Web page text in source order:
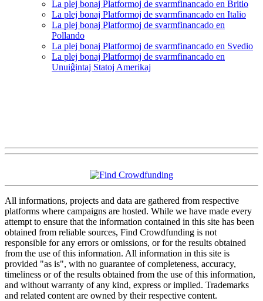
La plej bonaj Platformoj de svarmfinancado en Britio
La plej bonaj Platformoj de svarmfinancado en Italio
La plej bonaj Platformoj de svarmfinancado en
Pollando
La plej bonaj Platformoj de svarmfinancado en Svedio
La plej bonaj Platformoj de svarmfinancado en
Unuiĝintaj Statoj Amerikaj
All informations, projects and data are gathered from respective
platforms where campaigns are hosted. While we have made every
attempt to ensure that the information contained in this site has been
obtained from reliable sources, Find Crowdfunding is not
responsible for any errors or omissions, or for the results obtained
from the use of this information. All information in this site is
provided "as is", with no guarantee of completeness, accuracy,
timeliness or of the results obtained from the use of this information,
and without warranty of any kind, express or implied. Trademarks
and related content are owned by their respective content.